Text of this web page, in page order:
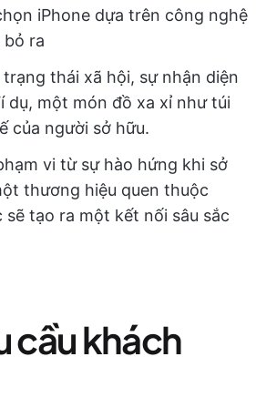
iPhone dựa trên công nghệ
ra
thái xã hội, sự nhận diện
một món đồ xa xỉ như túi
của người sở hữu.
vi từ sự hào hứng khi sở
thương hiệu quen thuộc
tạo ra một kết nối sâu sắc
cầu khách